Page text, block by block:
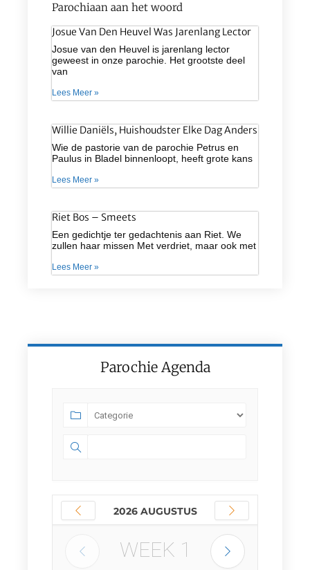
Parochiaan aan het woord
Josue Van Den Heuvel Was Jarenlang Lector
Josue van den Heuvel is jarenlang lector
geweest in onze parochie. Het grootste deel
van
Lees Meer »
Willie Daniëls, Huishoudster Elke Dag Anders
Wie de pastorie van de parochie Petrus en
Paulus in Bladel binnenloopt, heeft grote kans
Lees Meer »
Riet Bos – Smeets
Een gedichtje ter gedachtenis aan Riet. We
zullen haar missen Met verdriet, maar ook met
Lees Meer »
Parochie Agenda
2026 AUGUSTUS
WEEK 1